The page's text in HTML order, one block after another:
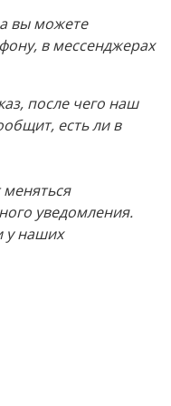
вы можете
в мессенджерах
после чего наш
есть ли в
уведомления.
у наших